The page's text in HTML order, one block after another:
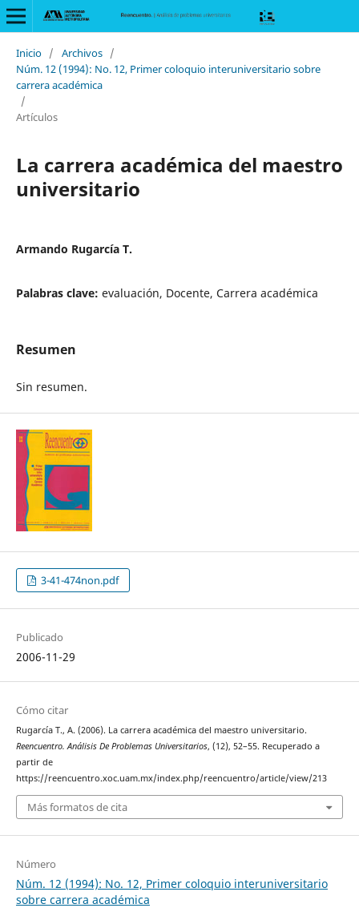
Inicio / Archivos /
Núm. 12 (1994): No. 12, Primer coloquio interuniversitario sobre
carrera académica
/
Artículos
La carrera académica del maestro
universitario
Armando Rugarcía T.
Palabras clave: evaluación, Docente, Carrera académica
Resumen
Sin resumen.
3-41-474non.pdf
Publicado
2006-11-29
Cómo citar
Rugarcía T., A. (2006). La carrera académica del maestro universitario.
Reencuentro. Análisis De Problemas Universitarios, (12), 52–55. Recuperado a
partir de
https://reencuentro.xoc.uam.mx/index.php/reencuentro/article/view/213
Más formatos de cita
Número
Núm. 12 (1994): No. 12, Primer coloquio interuniversitario
sobre carrera académica